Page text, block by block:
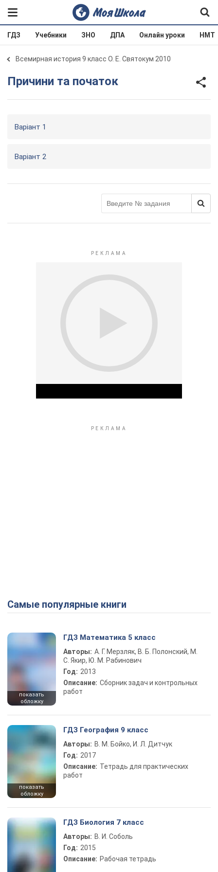
ГДЗ Учебники ЗНО ДПА Онлайн уроки НМТ
Всемирная история 9 класс О. Е. Святокум 2010
Причини та початок
Варіант 1
Варіант 2
Самые популярные книги
показать
обложку
ГДЗ Математика 5 класс
Авторы: А. Г. Мерзляк, В. Б. Полонский, М.
С. Якир, Ю. М. Рабинович
Год: 2013
Описание: Сборник задач и контрольных
работ
показать
обложку
ГДЗ География 9 класс
Авторы: В. М. Бойко, И. Л. Дитчук
Год: 2017
Описание: Тетрадь для практических
работ
ГДЗ Биология 7 класс
Авторы: В. И. Соболь
Год: 2015
Описание: Рабочая тетрадь